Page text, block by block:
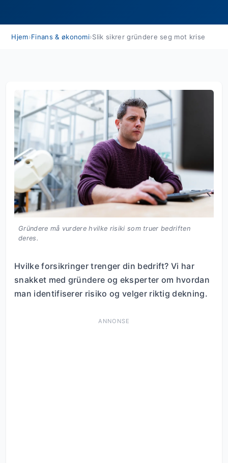
Hjem›Finans & økonomi›Slik sikrer gründere seg mot krise
Gründere må vurdere hvilke risiki som truer bedriften
deres.
Hvilke forsikringer trenger din bedrift? Vi har
snakket med gründere og eksperter om hvordan
man identifiserer risiko og velger riktig dekning.
ANNONSE